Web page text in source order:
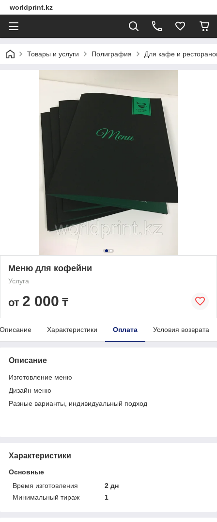
worldprint.kz
Товары и услуги Полиграфия Для кафе и
Меню для кофейни
Услуга
от 2 000 ₸
Описание Характеристики Оплата Условия возврата
Описание
Изготовление меню
Дизайн меню
Разные варианты, индивидуальный подход
Характеристики
Основные
Время изготовления
2 дн
Минимальный тираж
1